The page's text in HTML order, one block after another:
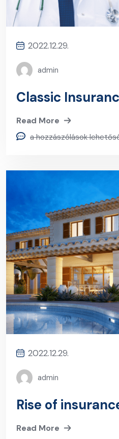
2022.12.29.
admin
Classic
Read More
a hozzászólások
2022.12.29.
admin
Rise of
Read More